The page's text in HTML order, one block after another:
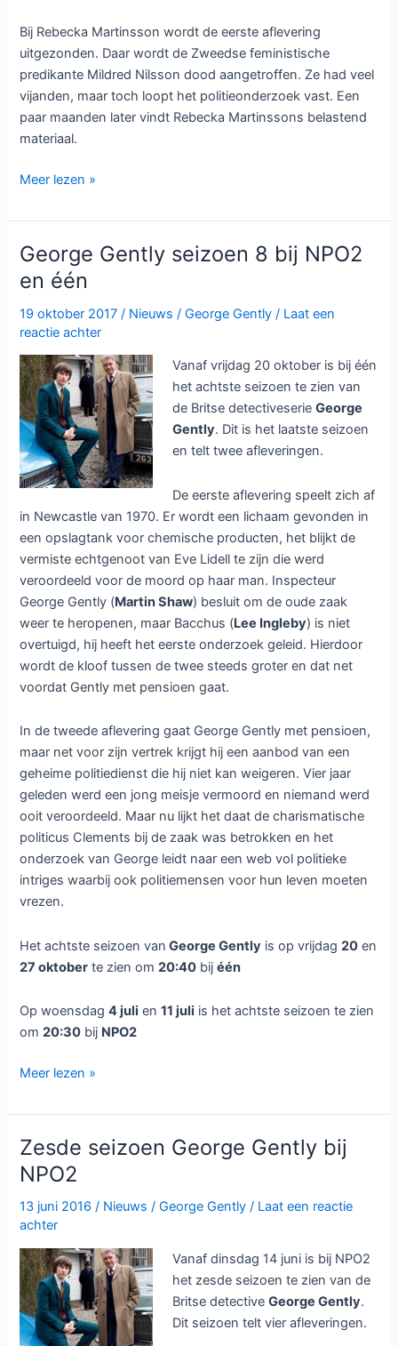
Bij Rebecka Martinsson wordt de eerste aflevering
uitgezonden. Daar wordt de Zweedse feministische
predikante Mildred Nilsson dood aangetroffen. Ze had veel
vijanden, maar toch loopt het politieonderzoek vast. Een
paar maanden later vindt Rebecka Martinssons belastend
materiaal.
Detectivenacht
zaterdag
2
juni
2018
Meer lezen »
George Gently seizoen 8 bij NPO2
en één
19 oktober 2017 / Nieuws /George Gently / Laat een
reactie achter
Vanaf vrijdag 20 oktober is bij één
het achtste seizoen te zien van
de Britse detectiveserieGeorge
Gently. Dit is het laatste seizoen
en telt twee afleveringen.
De eerste aflevering speelt zich af
in Newcastle van 1970. Er wordt een lichaam gevonden in
een opslagtank voor chemische producten, het blijkt de
vermiste echtgenoot van Eve Lidell te zijn die werd
veroordeeld voor de moord op haar man. Inspecteur
George Gently (Martin Shaw) besluit om de oude zaak
weer te heropenen, maar Bacchus (Lee Ingleby) is niet
overtuigd, hij heeft het eerste onderzoek geleid. Hierdoor
wordt de kloof tussen de twee steeds groter en dat net
voordat Gently met pensioen gaat.
In de tweede aflevering gaat George Gently met pensioen,
maar net voor zijn vertrek krijgt hij een aanbod van een
geheime politiedienst die hij niet kan weigeren. Vier jaar
geleden werd een jong meisje vermoord en niemand werd
ooit veroordeeld. Maar nu lijkt het daat de charismatische
politicus Clements bij de zaak was betrokken en het
onderzoek van George leidt naar een web vol politieke
intriges waarbij ook politiemensen voor hun leven moeten
vrezen.
Het achtste seizoen van George Gently is op vrijdag20 en
27 oktober te zien om20:40 bijéén
Op woensdag4 juli en11 juli is het achtste seizoen te zien
om20:30 bij NPO2
George
seizoen
8
bij
NPO2
en
één
Meer lezen »
Zesde seizoen George Gently bij
NPO2
13 juni 2016/ Nieuws /George Gently / Laat een reactie
achter
Vanaf dinsdag 14 juni is bij NPO2
het zesde seizoen te zien van de
Britse detectiveGeorge Gently.
Dit seizoen telt vier afleveringen.